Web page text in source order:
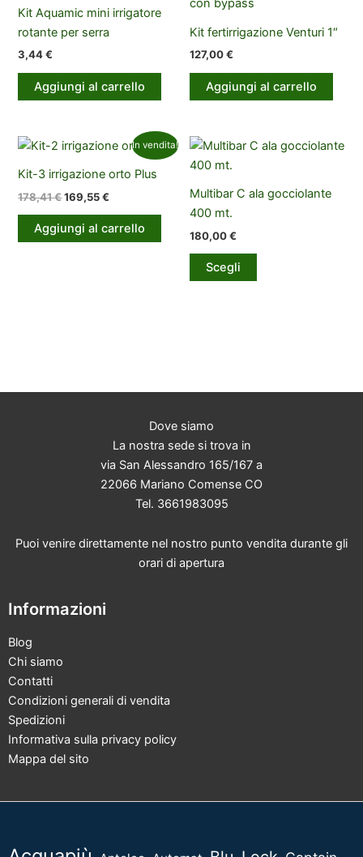
Kit Aquamic mini irrigatore
rotante per serra
3,44€
Aggiungi al carrello
Kit fertirrigazione Venturi 1″
127,00€
Aggiungi al carrello
In vendita!
Kit-3 irrigazione orto Plus
178,41€Il
originale
era:
169,55€
attuale
è:
Aggiungi al carrello
Multibar C ala gocciolante
400 mt.
180,00€
Scegli
Questo
possono
pagina
del
Dove siamo
La nostra sede si trova in
via San Alessandro 165/167 a
22066 Mariano Comense CO
Tel. 3661983095
Puoi venire direttamente nel nostro punto vendita durante gli
orari di apertura
Informazioni
Blog
Chi siamo
Contatti
Condizioni generali di vendita
Spedizioni
Informativa sulla privacy policy
Mappa del sito